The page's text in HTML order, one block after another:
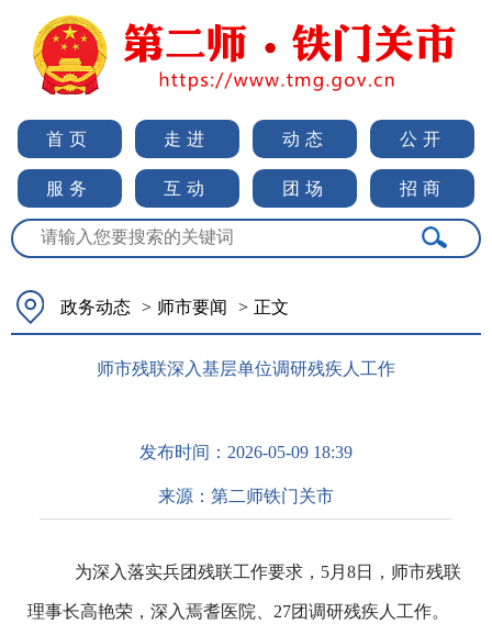
首页 走进 动态 公开
服务 互动 团场 招商
政务动态 > 师市要闻 > 正文
师市残联深入基层单位调研残疾人工作
发布时间： 2026-05-09 18:39
来源： 第二师铁门关市
为深入落实兵团残联工作要求， 5月8日，师市残联
理事长高艳荣，深入焉耆医院、27团调研残疾人工作。